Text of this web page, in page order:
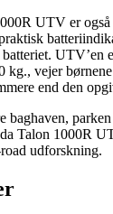
UTV er også
UTV’en
vejer
end den
baghaven,
Talon 1000R
udforskning.